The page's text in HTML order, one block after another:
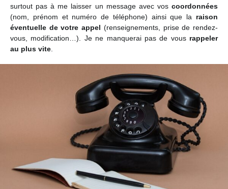
surtout pas à me laisser un message avec vos coordonnées
(nom, prénom et numéro de téléphone) ainsi que la raison
éventuelle de votre appel (renseignements, prise de rendez-
vous, modification…). Je ne manquerai pas de vous rappeler
au plus vite